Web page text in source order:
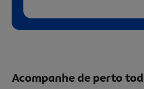
Acompanhe de perto